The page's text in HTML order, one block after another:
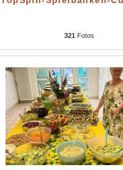
321 Fotos